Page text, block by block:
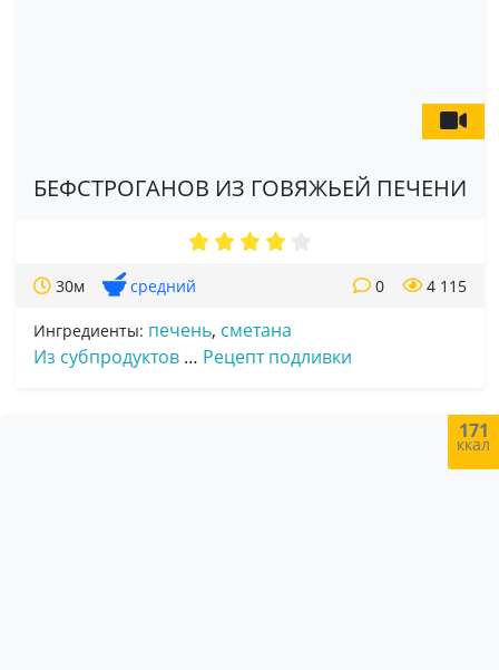
БЕФСТРОГАНОВ ИЗ ГОВЯЖЬЕЙ ПЕЧЕНИ
30м средний 4 115
0
Ингредиенты: печень, сметана
Из субпродуктов… Рецепт подливки
171
ккал